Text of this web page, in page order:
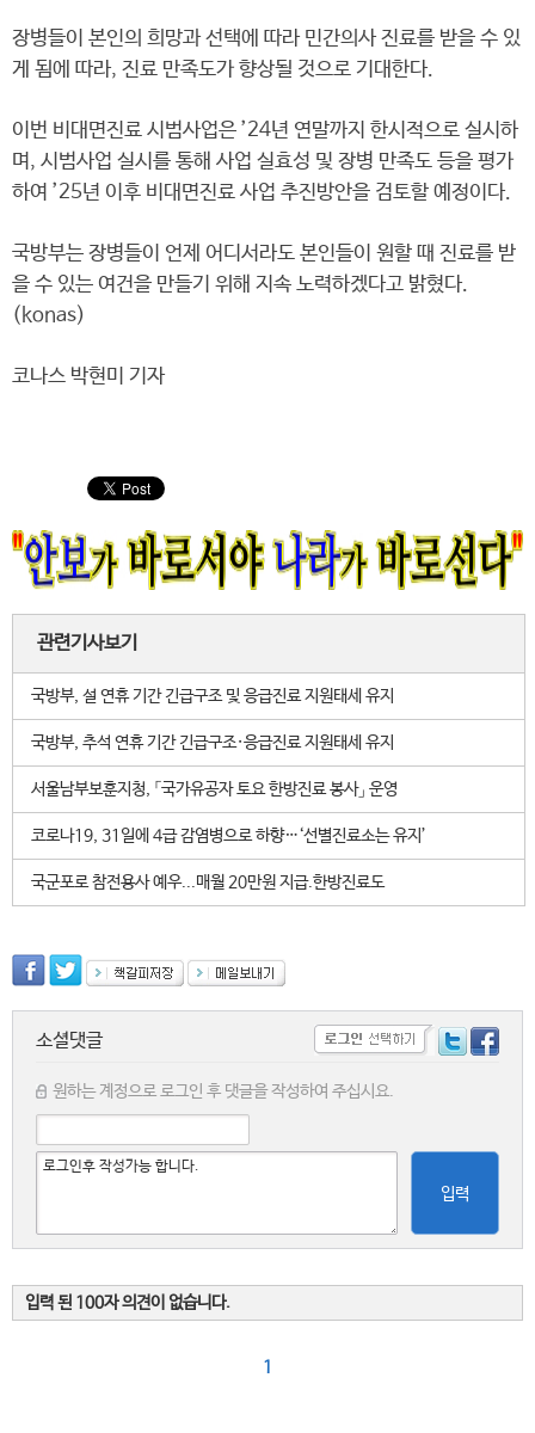
장병들이 본인의 희망과 선택에 따라 민간의사 진료를 받을 수 있
게 됨에 따라, 진료 만족도가 향상될 것으로 기대한다.
이번 비대면진료 시범사업은 ’24년 연말까지 한시적으로 실시하
며, 시범사업 실시를 통해 사업 실효성 및 장병 만족도 등을 평가
하여 ’25년 이후 비대면진료 사업 추진방안을 검토할 예정이다.
국방부는 장병들이 언제 어디서라도 본인들이 원할 때 진료를 받
을 수 있는 여건을 만들기 위해 지속 노력하겠다고 밝혔다.
(konas)
코나스 박현미 기자
관련기사보기
국방부, 설 연휴 기간 긴급구조 및 응급진료 지원태세 유지
국방부, 추석 연휴 기간 긴급구조·응급진료 지원태세 유지
서울남부보훈지청, 「국가유공자 토요 한방진료 봉사」 운영
코로나19, 31일에 4급 감염병으로 하향…‘선별진료소는 유지’
국군포로 참전용사 예우...매월 20만원 지급.한방진료도
소셜댓글
원하는 계정으로 로그인 후 댓글을 작성하여 주십시요.
입력
입력 된 100자 의견이 없습니다.
1